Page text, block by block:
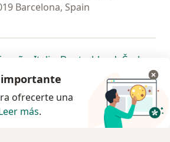
Barcelona, Spain
una nueva pestaña
abre en una nueva pestaña
se abre en una nueva pestaña
Italia se abre en una nueva
Deutschlandse abre en
Česko
en una nueva pestaña
se abre en una nueva pestaña
Chile se abre en una nueva pestaña
Brasil se abre en una nueva
se abre en
se
se abre en una nueva
© 2026 - Encuentra tu
importante
ofrecerte una
más.